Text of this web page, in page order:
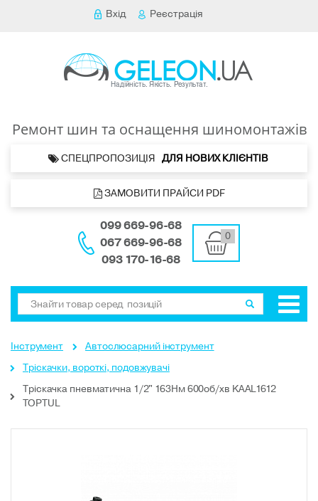
Вхід Реєстрація
Ремонт шин та оснащення шиномонтажів
СПЕЦПРОПОЗИЦІЯ ДЛЯ НОВИХ КЛІЄНТІВ
ЗАМОВИТИ ПРАЙСИ PDF
099 669-96-68
067 669-96-68
093 170-16-68
0
Інструмент
Автослюсарний інструмент
Тріскачки, вороткі, подовжувачі
Тріскачка пневматична 1/2" 163Нм 600об/хв KAAL1612
TOPTUL